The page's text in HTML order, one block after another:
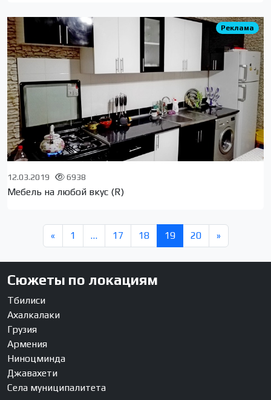
Реклама
12.03.2019 6938
Мебель на любой вкус (R)
« 1 … 17 18 19 20 »
Сюжеты по локациям
Тбилиси
Ахалкалаки
Грузия
Армения
Ниноцминда
Джавахети
Села муниципалитета